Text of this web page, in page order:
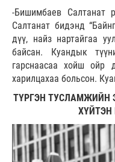
-Бишимбаев Салтанат
Салтанат бидэнд
дүү, найз нартайгаа
байсан. Куандык
гарснаасаа хойш ойр
харилцахаа больсон.
ТҮРГЭН ТУСЛАМЖИЙН
ХҮЙТЭН